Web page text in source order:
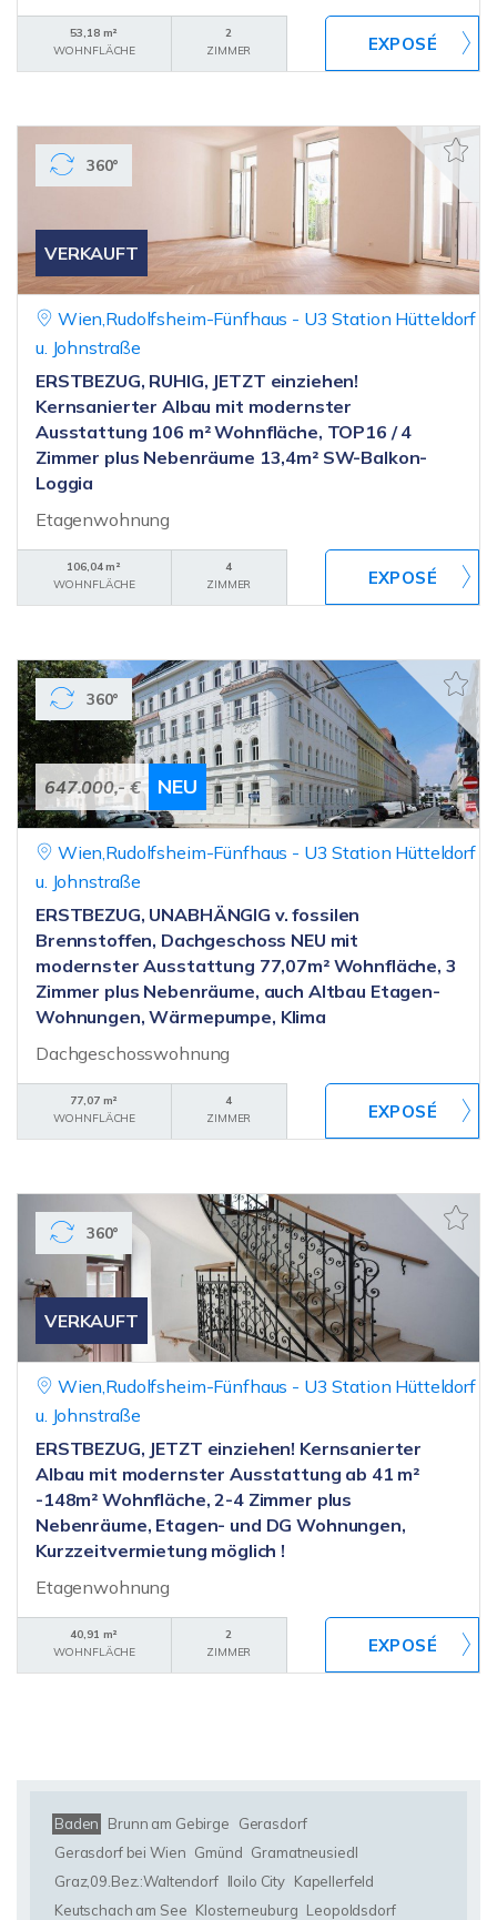
53,18 m²
WOHNFLÄCHE
2
ZIMMER
VERKAUFT
360°
Wien,Rudolfsheim-Fünfhaus - U3 Station Hütteldorf
u. Johnstraße
ERSTBEZUG, RUHIG, JETZT einziehen!
Kernsanierter Albau mit modernster
Ausstattung 106 m² Wohnfläche, TOP16 / 4
Zimmer plus Nebenräume 13,4m² SW-Balkon-
Loggia
Etagenwohnung
106,04 m²
WOHNFLÄCHE
4
ZIMMER
647.000,- € NEU
360°
Wien,Rudolfsheim-Fünfhaus - U3 Station Hütteldorf
u. Johnstraße
ERSTBEZUG, UNABHÄNGIG v. fossilen
Brennstoffen, Dachgeschoss NEU mit
modernster Ausstattung 77,07m² Wohnfläche, 3
Zimmer plus Nebenräume, auch Altbau Etagen-
Wohnungen, Wärmepumpe, Klima
Dachgeschosswohnung
77,07 m²
WOHNFLÄCHE
4
ZIMMER
VERKAUFT
360°
Wien,Rudolfsheim-Fünfhaus - U3 Station Hütteldorf
u. Johnstraße
ERSTBEZUG, JETZT einziehen! Kernsanierter
Albau mit modernster Ausstattung ab 41 m²
-148m² Wohnfläche, 2-4 Zimmer plus
Nebenräume, Etagen- und DG Wohnungen,
Kurzzeitvermietung möglich !
Etagenwohnung
40,91 m²
WOHNFLÄCHE
2
ZIMMER
Baden Brunn am Gebirge
Gerasdorf
Gerasdorf bei Wien Gmünd Gramatneusiedl
Graz,09.Bez.:Waltendorf Iloilo City Kapellerfeld
Keutschach am See Klosterneuburg Leopoldsdorf